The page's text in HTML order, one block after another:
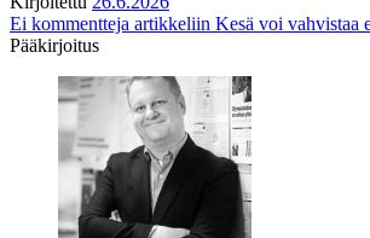
Ei kommentteja artikkeliin Kesä voi vahvistaa
Pääkirjoitus